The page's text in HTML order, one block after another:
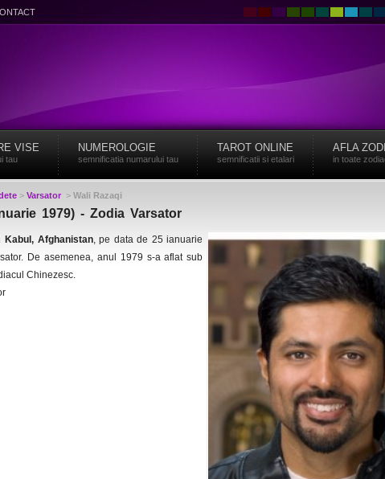
VISE
tau
NUMEROLOGIE
semnificatia numarului tau
TAROT ONLINE
semnificatii si etalari
AFLA
in toate
> Varsator > Wali Razaqi
1979) - Zodia Varsator
Kabul, Afghanistan, pe data de 25 ianuarie
De asemenea, anul 1979 s-a aflat sub
Chinezesc.